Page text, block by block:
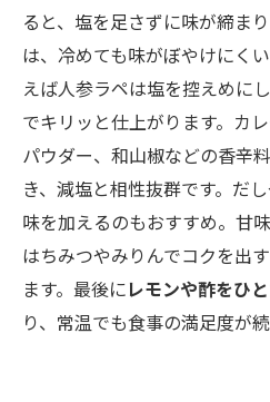
ると、塩を足さずに味が締ま
は、冷めても味がぼやけにく
えば人参ラペは塩を控えめに
でキリッと仕上がります。カ
パウダー、和山椒などの香辛
き、減塩と相性抜群です。だ
味を加えるのもおすすめ。甘
はちみつやみりんでコクを出
ます。最後にレモンや酢をひ
り、常温でも食事の満足度が続